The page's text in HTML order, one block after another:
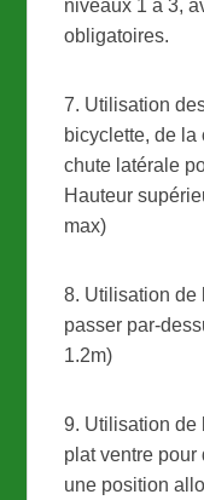
niveaux 1 à 3,
obligatoires.
7. Utilisation
bicyclette, de la
chute latérale
Hauteur
max)
8. Utilisation de
passer par-
1.2m)
9. Utilisation de
plat ventre pour
une position